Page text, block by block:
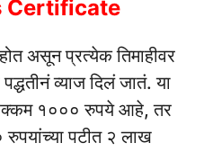
Certificate
असून प्रत्येक तिमाहीवर
व्याज दिलं जातं. या
१००० रुपये आहे, तर
पटीत २ लाख